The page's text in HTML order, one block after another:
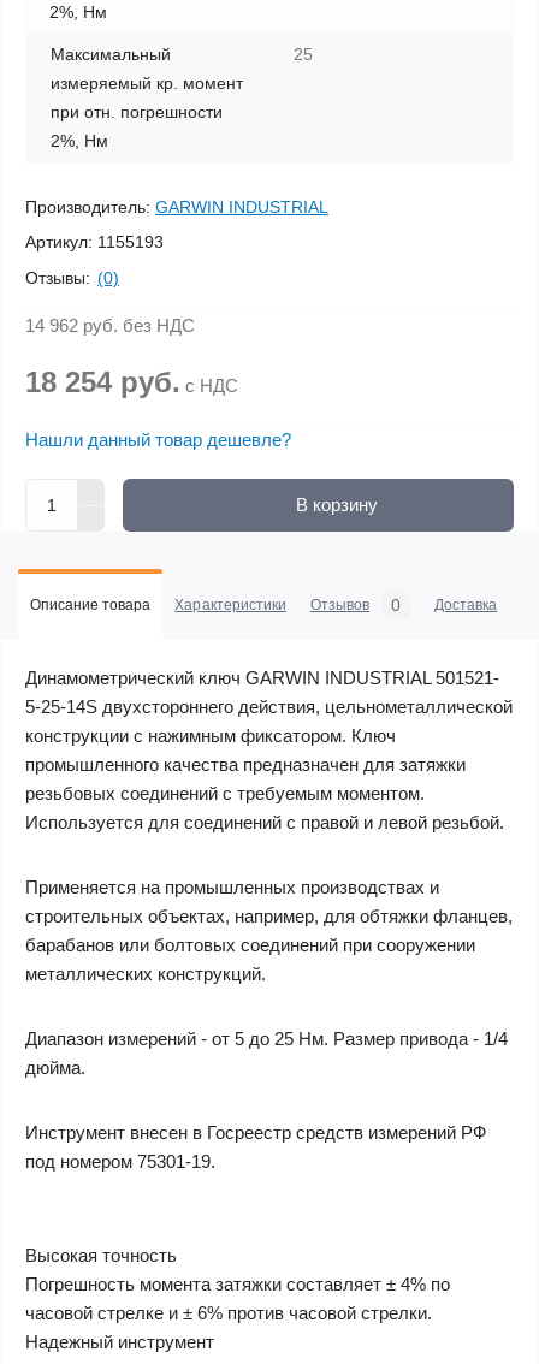
2%, Нм
Максимальный
измеряемый кр. момент
при отн. погрешности
2%, Нм
25
Производитель: GARWIN INDUSTRIAL
Артикул: 1155193
Отзывы: (0)
14 962 руб. без НДС
18 254 руб. с НДС
Нашли данный товар дешевле?
В корзину
Описание товара Характеристики Отзывов 0 Доставка
Динамометрический ключ GARWIN INDUSTRIAL 501521-
5-25-14S двухстороннего действия, цельнометаллической
конструкции с нажимным фиксатором. Ключ
промышленного качества предназначен для затяжки
резьбовых соединений с требуемым моментом.
Используется для соединений с правой и левой резьбой.
Применяется на промышленных производствах и
строительных объектах, например, для обтяжки фланцев,
барабанов или болтовых соединений при сооружении
металлических конструкций.
Диапазон измерений - от 5 до 25 Нм. Размер привода - 1/4
дюйма.
Инструмент внесен в Госреестр средств измерений РФ
под номером 75301-19.
Высокая точность
Погрешность момента затяжки составляет ± 4% по
часовой стрелке и ± 6% против часовой стрелки.
Надежный инструмент